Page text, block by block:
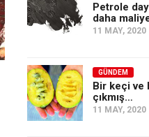
Petrole
daha
11 MAY, 2020
GÜNDEM
Bir keçi ve
çıkmış…
11 MAY, 2020